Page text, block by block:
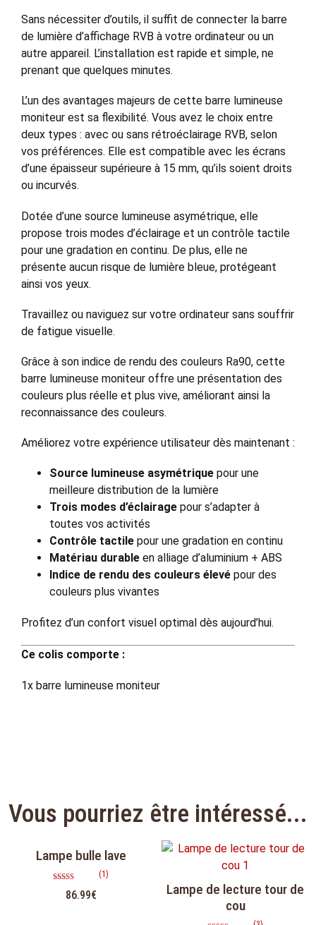
Sans nécessiter d’outils, il suffit de connecter la barre
de lumière d’affichage RVB à votre ordinateur ou un
autre appareil. L’installation est rapide et simple, ne
prenant que quelques minutes.
L’un des avantages majeurs de cette barre lumineuse
moniteur est sa flexibilité. Vous avez le choix entre
deux types : avec ou sans rétroéclairage RVB, selon
vos préférences. Elle est compatible avec les écrans
d’une épaisseur supérieure à 15 mm, qu’ils soient droits
ou incurvés.
Dotée d’une source lumineuse asymétrique, elle
propose trois modes d’éclairage et un contrôle tactile
pour une gradation en continu. De plus, elle ne
présente aucun risque de lumière bleue, protégeant
ainsi vos yeux.
Travaillez ou naviguez sur votre ordinateur sans souffrir
de fatigue visuelle.
Grâce à son indice de rendu des couleurs Ra90, cette
barre lumineuse moniteur offre une présentation des
couleurs plus réelle et plus vive, améliorant ainsi la
reconnaissance des couleurs.
Améliorez votre expérience utilisateur dès maintenant :
Source lumineuse asymétrique pour une
meilleure distribution de la lumière
Trois modes d’éclairage pour s’adapter à
toutes vos activités
Contrôle tactile pour une gradation en continu
Matériau durable en alliage d’aluminium + ABS
Indice de rendu des couleurs élevé pour des
couleurs plus vivantes
Profitez d’un confort visuel optimal dès aujourd’hui.
Ce colis comporte :
1x barre lumineuse moniteur
Vous pourriez être intéressé...
Lampe bulle lave
5.00
(1)
86.99€
Lampe de lecture tour de
cou